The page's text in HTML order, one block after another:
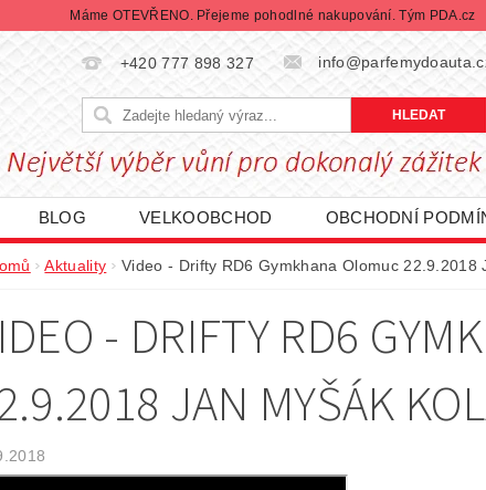
Máme OTEVŘENO. Přejeme pohodlné nakupování. Tým PDA.cz
+420 777 898 327
BLOG VELKOOBCHOD OBCHODNÍ
OCHRANY OSOBNÍCH ÚDAJŮ REKLAMACE ZBOŽÍ
Aktuality Video - Drifty RD6 Gymkhana Olomuc 22.9.2018
- DRIFTY RD6
JAN MYŠÁK